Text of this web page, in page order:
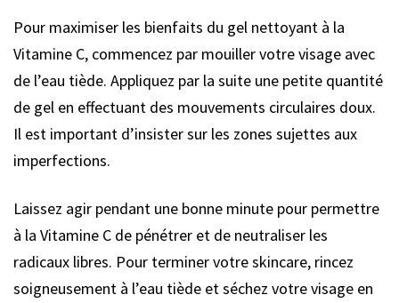
Pour maximiser les bienfaits du gel nettoyant à la
Vitamine C, commencez par mouiller votre visage avec
de l’eau tiède. Appliquez par la suite une petite quantité
de gel en effectuant des mouvements circulaires doux.
Il est important d’insister sur les zones sujettes aux
imperfections.
Laissez agir pendant une bonne minute pour permettre
à la Vitamine C de pénétrer et de neutraliser les
radicaux libres. Pour terminer votre skincare, rincez
soigneusement à l’eau tiède et séchez votre visage en